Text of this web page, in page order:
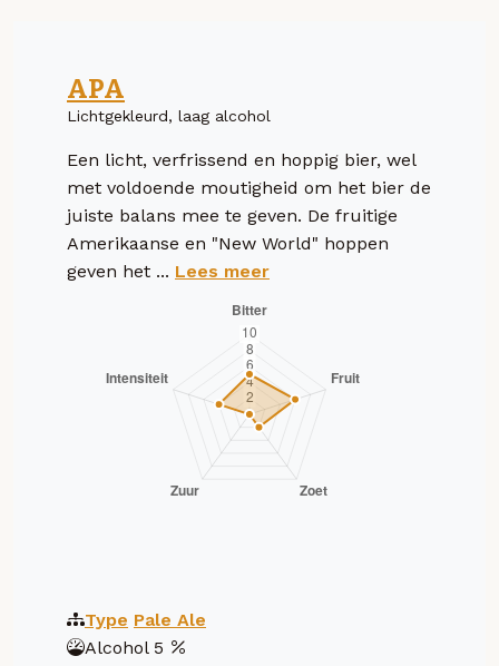
APA
Lichtgekleurd, laag alcohol
Een licht, verfrissend en hoppig bier, wel
met voldoende moutigheid om het bier de
juiste balans mee te geven. De fruitige
Amerikaanse en "New World" hoppen
geven het ... Lees meer
Type Pale Ale
Alcohol 5